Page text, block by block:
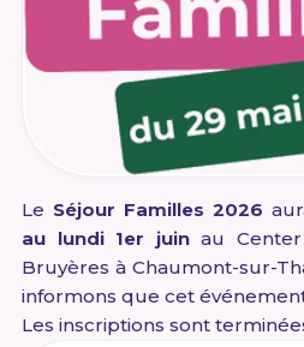
Le Séjour Familles 2026
au lundi 1er juinau Center
Bruyères à Chaumont-sur-
informons que cet
Les inscriptions sont